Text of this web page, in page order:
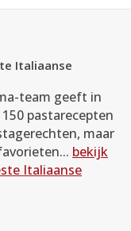
Italiaanse
team geeft in
pastarecepten
maar
bekijk
Italiaanse